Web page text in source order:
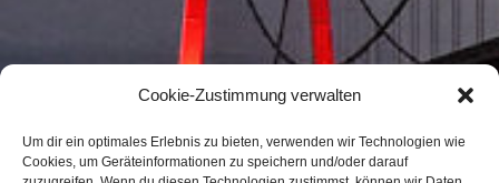
Cookie-Zustimmung verwalten
Um dir ein optimales Erlebnis zu bieten, verwenden wir Technologien wie
Cookies, um Geräteinformationen zu speichern und/oder darauf
CDU Online
Folgen Sie der CDU Emmerich auf Facebook und Instagram